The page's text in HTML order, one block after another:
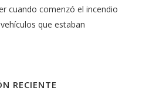
cuando comenzó el incendio
que estaban
RECIENTE